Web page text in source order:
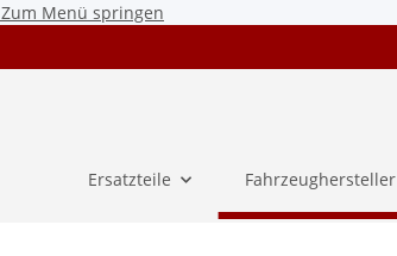
Zum Menü springen
Ersatzteile Fahrzeughersteller